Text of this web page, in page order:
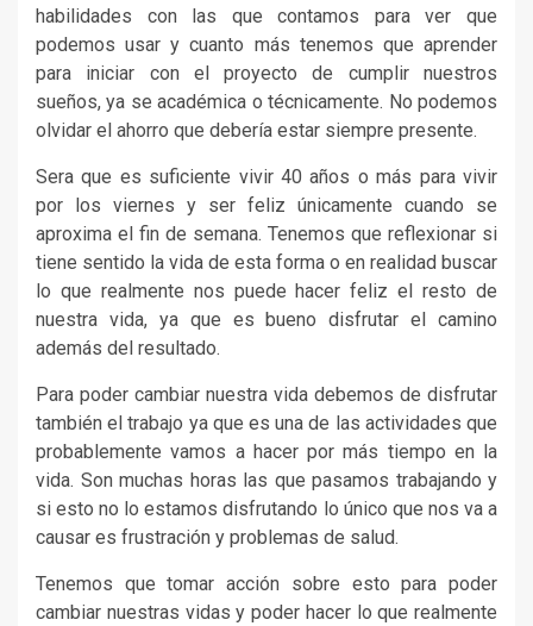
habilidades con las que contamos para ver que
podemos usar y cuanto más tenemos que aprender
para iniciar con el proyecto de cumplir nuestros
sueños, ya se académica o técnicamente. No podemos
olvidar el ahorro que debería estar siempre presente.
Sera que es suficiente vivir 40 años o más para vivir
por los viernes y ser feliz únicamente cuando se
aproxima el fin de semana. Tenemos que reflexionar si
tiene sentido la vida de esta forma o en realidad buscar
lo que realmente nos puede hacer feliz el resto de
nuestra vida, ya que es bueno disfrutar el camino
además del resultado.
Para poder cambiar nuestra vida debemos de disfrutar
también el trabajo ya que es una de las actividades que
probablemente vamos a hacer por más tiempo en la
vida. Son muchas horas las que pasamos trabajando y
si esto no lo estamos disfrutando lo único que nos va a
causar es frustración y problemas de salud.
Tenemos que tomar acción sobre esto para poder
cambiar nuestras vidas y poder hacer lo que realmente